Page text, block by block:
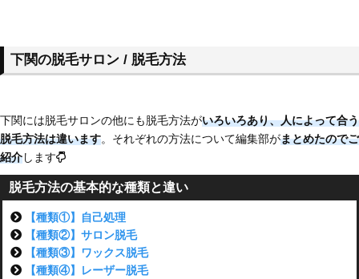
下関の脱毛サロン / 脱毛方法
下関には脱毛サロンの他にも脱毛方法がいろいろあり、人によって合う
脱毛方法は違います。それぞれの方法について編集部がまとめたのでご
紹介します
脱毛方法の基本的な種類と違い
【種類①】自己処理
【種類②】サロン脱毛
【種類③】ワックス脱毛
【種類④】レーザー脱毛